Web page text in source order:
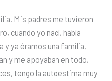
Mis padres me tuvieron
cuando yo nací, había
y ya éramos una familia,
y me apoyaban en todo,
tengo la autoestima muy